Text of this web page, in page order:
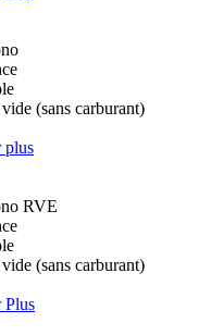
(sans carburant)
plus
RVE
(sans carburant)
Plus